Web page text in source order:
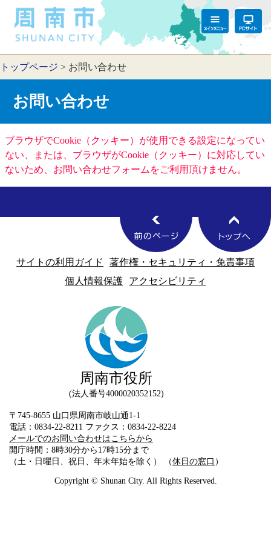
トップページ > お問い合わせ
お問い合わせ
ブラウザでCookie（クッキー）が使用できる設定になってい
ない、または、ブラウザがCookie（クッキー）に対応してい
ないため、お問い合わせフォームをご利用頂けません。
サイトの利用ガイド
著作権・セキュリティ・免責事項
個人情報保護
アクセシビリティ
周南市役所
法人番号4000020352152
〒745-8655 山口県周南市岐山通1-1
電話：0834-22-8211 ファクス：0834-22-8224
メールでのお問い合わせはこちらから
開庁時間：8時30分から17時15分まで
（土・日曜日、祝日、年末年始を除く） （休日の窓口 ）
Copyright © Shunan City. All Rights Reserved.